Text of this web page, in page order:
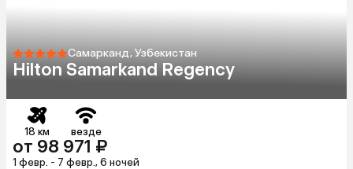
Самарканд, Узбекистан
Hilton Samarkand Regency
18 км везде
от 98 971 ₽
1 февр. - 7 февр., 6 ночей